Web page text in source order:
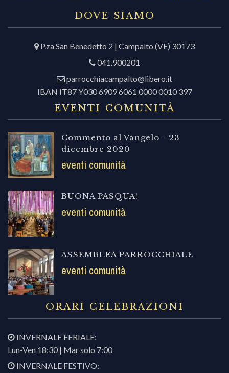
DOVE SIAMO
P.za San Benedetto 2 | Campalto (VE) 30173
041.900201
parrocchiacampalto@libero.it
IBAN IT87 Y030 6909 6061 0000 0010 397
EVENTI COMUNITÀ
Commento al Vangelo - 23
dicembre 2020
eventi comunità
BUONA PASQUA!
eventi comunità
ASSEMBLEA PARROCCHIALE
eventi comunità
ORARI CELEBRAZIONI
INVERNALE FERIALE:
Lun-Ven 18:30 | Mar solo 7:00
INVERNALE FESTIVO: